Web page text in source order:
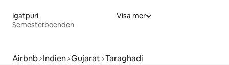
Igatpuri
Semesterboenden
Visa mer
Airbnb Indien Gujarat Taraghadi